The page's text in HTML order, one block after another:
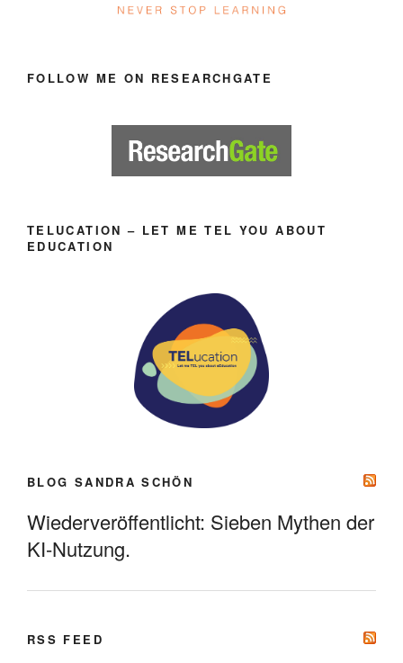
FOLLOW ME ON RESEARCHGATE
TELUCATION – LET ME TEL YOU ABOUT
EDUCATION
BLOG SANDRA SCHÖN
Wiederveröffentlicht: Sieben Mythen der
KI-Nutzung.
RSS FEED